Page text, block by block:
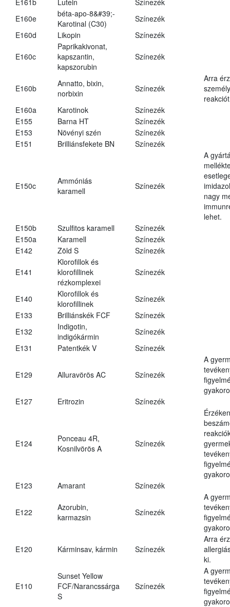
E160e
béta-apo-8&#39;-
Karotinal (C30)
Színezék
E160d
Likopin Színezék
E160c
Paprikakivonat,
kapszantin,
kapszorubin
Színezék
E160b
Annatto, bixin,
norbixin
Színezék
Arra
E160a
Karotinok
Színezék
E155
Barna HT
Színezék
E153
Növényi szén
Színezék
E151
Brilliánsfekete BN Színezék
E150c
Ammóniás
karamell
Színezék
A
nagy
lehet.
E150b
Szulfitos karamell
Színezék
E150a
Karamell
Színezék
E142
Zöld S Színezék
E141
Klorofillok és
klorofillinek
rézkomplexei
Színezék
E140
Klorofillok és
klorofillinek
Színezék
E133
Brilliánskék FCF
Színezék
E132
Indigotin,
indigókármin
Színezék
E131
Patentkék V Színezék
E129 Alluravörös AC Színezék
A
E127
Eritrozin Színezék
E124
Ponceau 4R,
Kosnilvörös A
Színezék
E123
Amarant Színezék
E122
Azorubin,
karmazsin
Színezék
A
E120 Kárminsav, kármin Színezék
Arra
ki.
E110
Sunset Yellow
FCF/Narancssárga
S
Színezék
A